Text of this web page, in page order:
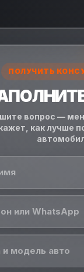
ПОЛУЧИТЬ
вопрос —
как лучше